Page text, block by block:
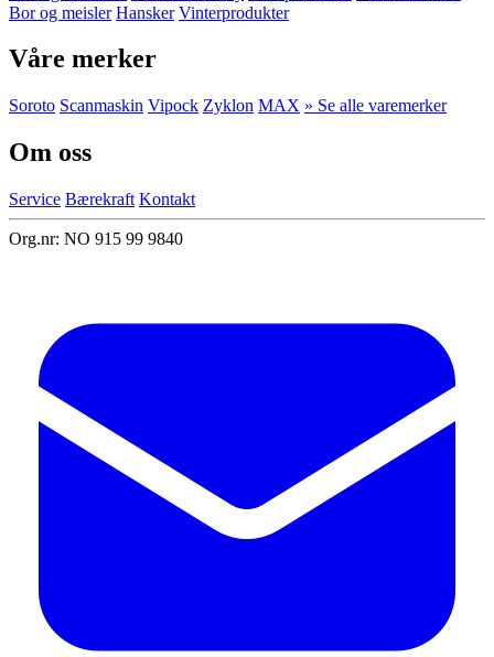
Bor og meisler Hansker Vinterprodukter
Våre merker
Soroto Scanmaskin Vipock Zyklon MAX » Se alle varemerker
Om oss
Service Bærekraft Kontakt
Org.nr: NO 915 99 9840